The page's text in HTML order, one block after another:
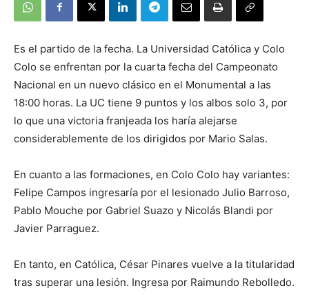
Es el partido de la fecha. La Universidad Católica y Colo
Colo se enfrentan por la cuarta fecha del Campeonato
Nacional en un nuevo clásico en el Monumental a las
18:00 horas. La UC tiene 9 puntos y los albos solo 3, por
lo que una victoria franjeada los haría alejarse
considerablemente de los dirigidos por Mario Salas.
En cuanto a las formaciones, en Colo Colo hay variantes:
Felipe Campos ingresaría por el lesionado Julio Barroso,
Pablo Mouche por Gabriel Suazo y Nicolás Blandi por
Javier Parraguez.
En tanto, en Católica, César Pinares vuelve a la titularidad
tras superar una lesión. Ingresa por Raimundo Rebolledo.